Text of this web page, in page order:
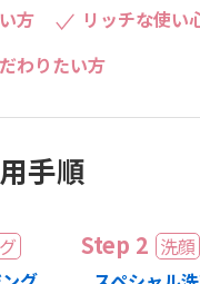
方
リッチな使い
わりたい方
手順